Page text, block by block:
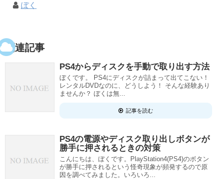
ぼく
関連記事
PS4からディスクを手動で取り出す方法
ぼくです。 PS4にディスクが詰まって出てこない！
レンタルDVDなのに、どうしよう！ そんな経験あり
ませんか？ ぼくは無...
記事を読む
PS4の電源やディスク取り出しボタンが
勝手に押されるときの対策
こんにちは、ぼくです。PlayStation4(PS4)のボタン
が勝手に押されるという怪奇現象が頻発するので原
因を調べてみました。いろいろ...